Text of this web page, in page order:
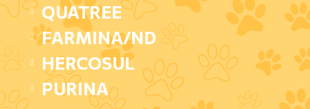
QUATREE
FARMINA/ND
HERCOSUL
PURINA